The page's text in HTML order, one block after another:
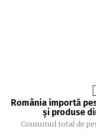
România importă
şi produse
Consumul total de